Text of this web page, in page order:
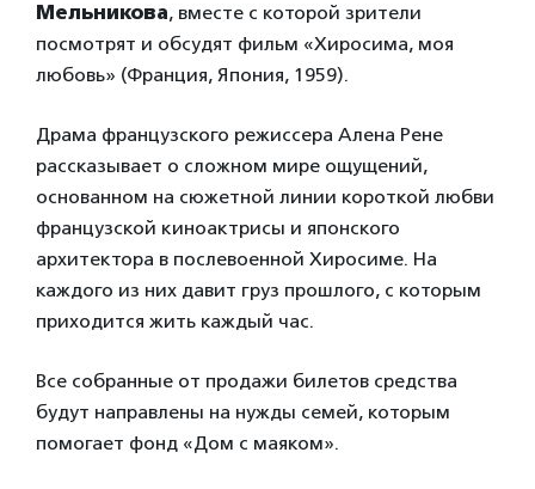
Мельникова, вместе с которой зрители
посмотрят и обсудят фильм «Хиросима, моя
любовь» (Франция, Япония, 1959).
Драма французского режиссера Алена Рене
рассказывает о сложном мире ощущений,
основанном на сюжетной линии короткой любви
французской киноактрисы и японского
архитектора в послевоенной Хиросиме. На
каждого из них давит груз прошлого, с которым
приходится жить каждый час.
Все собранные от продажи билетов средства
будут направлены на нужды семей, которым
помогает фонд «Дом с маяком».